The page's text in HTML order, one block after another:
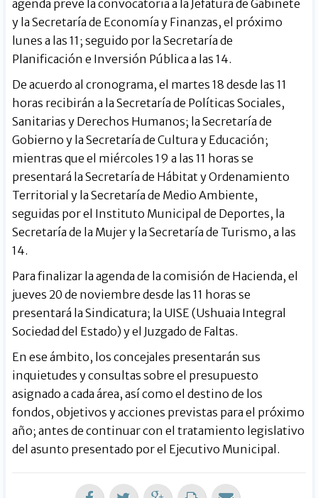
agenda prevé la convocatoria a la Jefatura de Gabinete
y la Secretaría de Economía y Finanzas, el próximo
lunes a las 11; seguido por la Secretaría de
Planificación e Inversión Pública a las 14.
De acuerdo al cronograma, el martes 18 desde las 11
horas recibirán a la Secretaría de Políticas Sociales,
Sanitarias y Derechos Humanos; la Secretaría de
Gobierno y la Secretaría de Cultura y Educación;
mientras que el miércoles 19 a las 11 horas se
presentará la Secretaría de Hábitat y Ordenamiento
Territorial y la Secretaría de Medio Ambiente,
seguidas por el Instituto Municipal de Deportes, la
Secretaría de la Mujer y la Secretaría de Turismo, a las
14.
Para finalizar la agenda de la comisión de Hacienda, el
jueves 20 de noviembre desde las 11 horas se
presentará la Sindicatura; la UISE (Ushuaia Integral
Sociedad del Estado) y el Juzgado de Faltas.
En ese ámbito, los concejales presentarán sus
inquietudes y consultas sobre el presupuesto
asignado a cada área, así como el destino de los
fondos, objetivos y acciones previstas para el próximo
año; antes de continuar con el tratamiento legislativo
del asunto presentado por el Ejecutivo Municipal.